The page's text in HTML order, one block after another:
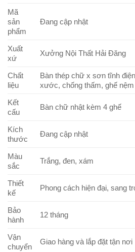
Mã
sản
phẩm
Đang cập nhật
Xuất
xứ
Xưởng Nội Thất Hải Đăng
Chất
liệu
Bàn thép chữ x sơn tĩnh
xước, chống thấm, ghế
Kết
cấu
Bàn chữ nhật kèm 4 ghế
Kích
thước
Đang cập nhật
Màu
sắc
Trắng, đen, xám
Thiết
kế
Phong cách hiện đại, sang
Bảo
hành
12 tháng
Vận
chuyển
Giao hàng và lắp đặt tận nơi